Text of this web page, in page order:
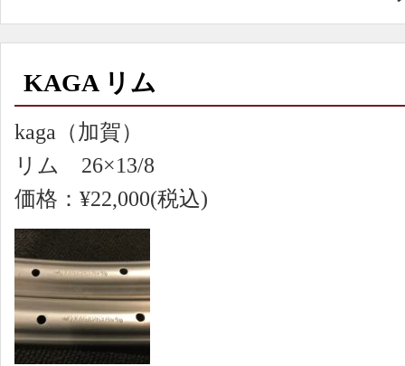
KAGA リム
kaga（加賀）
リム 26×13/8
価格：¥22,000(税込)